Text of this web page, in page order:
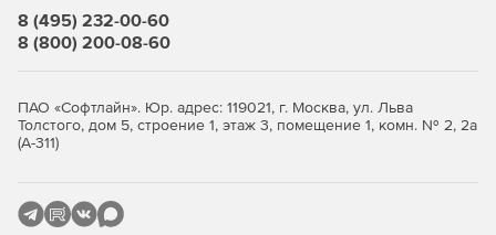
8 (495) 232-00-60
8 (800) 200-08-60
ПАО «Софтлайн». Юр. адрес: 119021, г. Москва, ул. Льва
Толстого, дом 5, строение 1, этаж 3, помещение 1, комн. № 2, 2а
(А-311)